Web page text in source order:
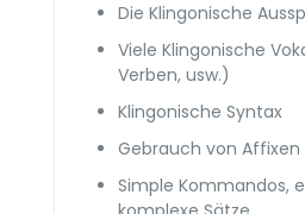
Die Klingonische
Viele Klingonische
Verben, usw.)
Klingonische Syntax
Gebrauch von Affixen
Simple Kommandos,